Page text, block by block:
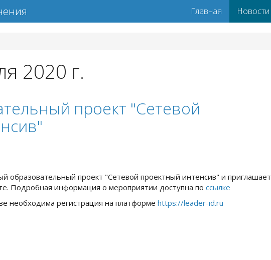
Главная Новости
2020 г.
проект "Сетевой
образовательный проект "Сетевой проектный интенсив" и
Подробная информация о мероприятии доступна по ссылке
необходима регистрация на платформе https://leader-id.ru